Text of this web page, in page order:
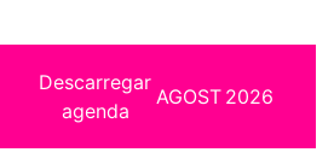
Descarregar
agenda
AGOST 2026